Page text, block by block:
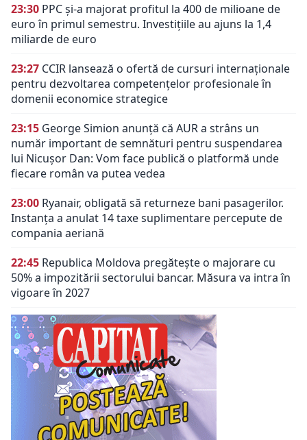
23:30 PPC și-a majorat profitul la 400 de milioane de
euro în primul semestru. Investițiile au ajuns la 1,4
miliarde de euro
23:27 CCIR lansează o ofertă de cursuri internaționale
pentru dezvoltarea competențelor profesionale în
domenii economice strategice
23:15 George Simion anunță că AUR a strâns un
număr important de semnături pentru suspendarea
lui Nicușor Dan: Vom face publică o platformă unde
fiecare român va putea vedea
23:00 Ryanair, obligată să returneze bani pasagerilor.
Instanța a anulat 14 taxe suplimentare percepute de
compania aeriană
22:45 Republica Moldova pregătește o majorare cu
50% a impozitării sectorului bancar. Măsura va intra în
vigoare în 2027